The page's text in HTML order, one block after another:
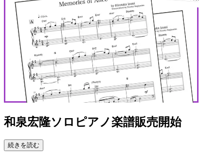
和泉宏隆ソロピアノ楽譜販売開始
続きを読む